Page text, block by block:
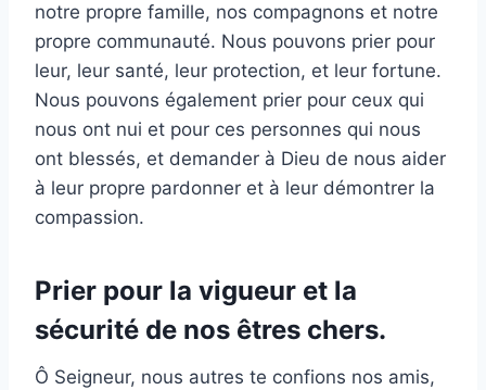
notre propre famille, nos compagnons et notre
propre communauté. Nous pouvons prier pour
leur, leur santé, leur protection, et leur fortune.
Nous pouvons également prier pour ceux qui
nous ont nui et pour ces personnes qui nous
ont blessés, et demander à Dieu de nous aider
à leur propre pardonner et à leur démontrer la
compassion.
Prier pour la vigueur et la
sécurité de nos êtres chers.
Ô Seigneur, nous autres te confions nos amis,